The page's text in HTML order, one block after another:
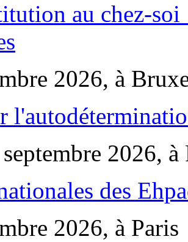
au chez-
2026, à
2026, à
des
2026, à Paris